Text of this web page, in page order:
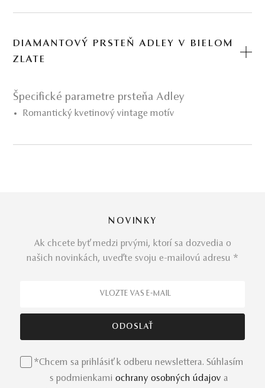
DIAMANTOVÝ PRSTEŇ ADLEY V BIELOM
ZLATE
Špecifické parametre prsteňa Adley
Romantický kvetinový vintage motív
kvetmi vytvára harmóniu s diamantovým
„eternity“ štýlom
. Konkrétne jedným nádherne ladeným a
príťažlivosť ručne osadených diamantov a zlata. Táto
NOVINKY
Ak chcete byť medzi prvými, ktorí sa dozvedia o
našich novinkách, uveďte svoju e-mailovú adresu *
*Chcem sa prihlásiť k odberu newslettera. Súhlasím
s podmienkami ochrany osobných údajov a